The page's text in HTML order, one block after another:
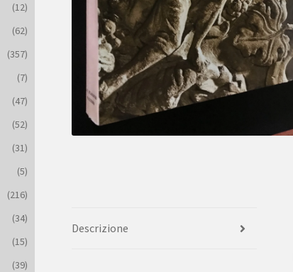
Descrizione
(12)
(62)
(357)
(7)
(47)
(52)
(31)
(5)
(216)
(34)
(15)
(39)